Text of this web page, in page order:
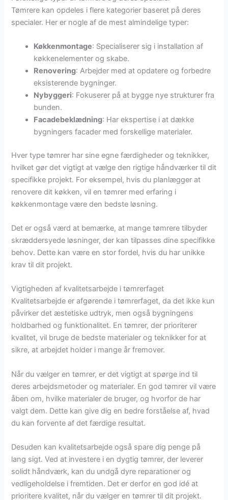
Tømrere kan opdeles i flere kategorier baseret på deres
specialer. Her er nogle af de mest almindelige typer:
Køkkenmontage: Specialiserer sig i installation af
køkkenelementer og skabe.
Renovering: Arbejder med at opdatere og forbedre
eksisterende bygninger.
Nybyggeri: Fokuserer på at bygge nye strukturer fra
bunden.
Facadebeklædning: Har ekspertise i at dække
bygningers facader med forskellige materialer.
Hver type tømrer har sine egne færdigheder og teknikker,
hvilket gør det vigtigt at vælge den rigtige håndværker til dit
specifikke projekt. For eksempel, hvis du planlægger at
renovere dit køkken, vil en tømrer med erfaring i
køkkenmontage være den bedste løsning.
Det er også værd at bemærke, at mange tømrere tilbyder
skræddersyede løsninger, der kan tilpasses dine specifikke
behov. Dette kan være en stor fordel, hvis du har unikke
krav til dit projekt.
Vigtigheden af kvalitetsarbejde i tømrerfaget
Kvalitetsarbejde er afgørende i tømrerfaget, da det ikke kun
påvirker det æstetiske udtryk, men også bygningens
holdbarhed og funktionalitet. En tømrer, der prioriterer
kvalitet, vil bruge de bedste materialer og teknikker for at
sikre, at arbejdet holder i mange år fremover.
Når du vælger en tømrer, er det vigtigt at spørge ind til
deres arbejdsmetoder og materialer. En god tømrer vil være
åben om, hvilke materialer de bruger, og hvorfor de har
valgt dem. Dette kan give dig en bedre forståelse af, hvad
du kan forvente af det færdige resultat.
Desuden kan kvalitetsarbejde også spare dig penge på
lang sigt. Ved at investere i en dygtig tømrer, der leverer
solidt håndværk, kan du undgå dyre reparationer og
vedligeholdelse i fremtiden. Det er derfor en god idé at
prioritere kvalitet, når du vælger en tømrer til dit projekt.